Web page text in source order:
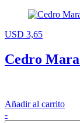
USD 3,65
Cedro
Añadir al carrito
-